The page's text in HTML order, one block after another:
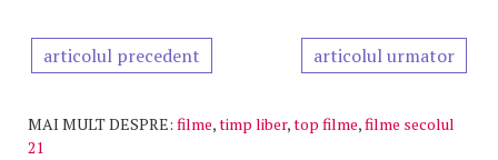
articolul precedent articolul urmator
MAI MULT DESPRE: filme,timp liber,top filme,filme secolul
21